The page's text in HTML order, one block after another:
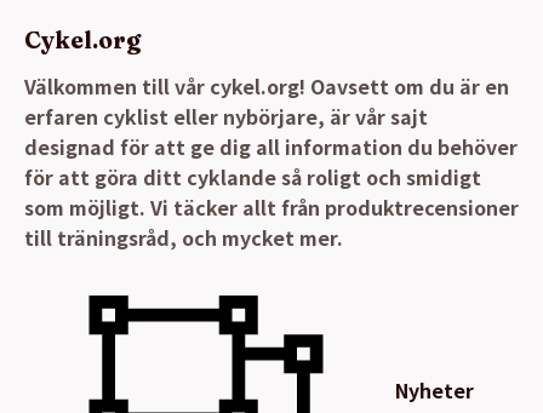
Cykel.org
Välkommen till vår cykel.org! Oavsett om du är en
erfaren cyklist eller nybörjare, är vår sajt
designad för att ge dig all information du behöver
för att göra ditt cyklande så roligt och smidigt
som möjligt. Vi täcker allt från produktrecensioner
till träningsråd, och mycket mer.
Nyheter